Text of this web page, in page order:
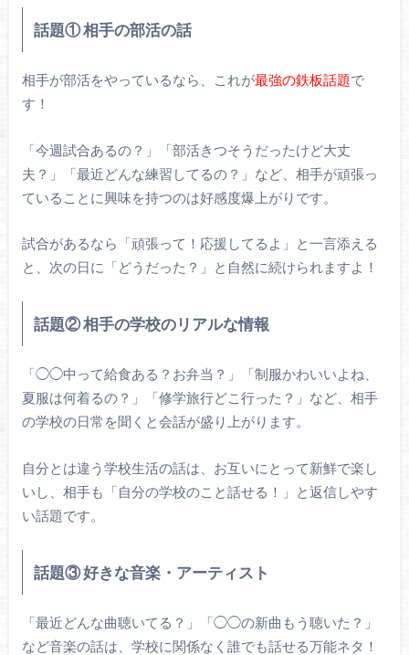
話題① 相手の部活の話
相手が部活をやっているなら、これが最強の鉄板話題で
す！
「今週試合あるの？」「部活きつそうだったけど大丈
夫？」「最近どんな練習してるの？」など、相手が頑張っ
ていることに興味を持つのは好感度爆上がりです。
試合があるなら「頑張って！応援してるよ」と一言添える
と、次の日に「どうだった？」と自然に続けられますよ！
話題② 相手の学校のリアルな情報
「◯◯中って給食ある？お弁当？」「制服かわいいよね、
夏服は何着るの？」「修学旅行どこ行った？」など、相手
の学校の日常を聞くと会話が盛り上がります。
自分とは違う学校生活の話は、お互いにとって新鮮で楽し
いし、相手も「自分の学校のこと話せる！」と返信しやす
い話題です。
話題③ 好きな音楽・アーティスト
「最近どんな曲聴いてる？」「◯◯の新曲もう聴いた？」
など音楽の話は、学校に関係なく誰でも話せる万能ネタ！